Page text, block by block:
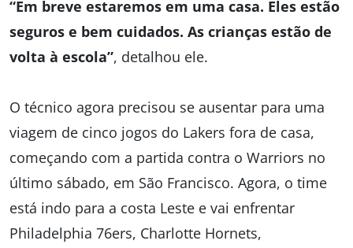
“Em breve estaremos em uma casa. Eles estão
seguros e bem cuidados. As crianças estão de
volta à escola”, detalhou ele.
O técnico agora precisou se ausentar para uma
viagem de cinco jogos do Lakers fora de casa,
começando com a partida contra o Warriors no
último sábado, em São Francisco. Agora, o time
está indo para a costa Leste e vai enfrentar
Philadelphia 76ers, Charlotte Hornets,